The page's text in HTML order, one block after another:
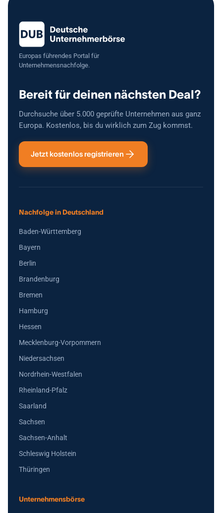
Bekanntheitsgrad durch starke Online-Präsenz und zahlreiche
positive Bewertungen. 3. Übergabe durch den derzeitigen Inhaber
mit begleitender Einarbeitungsphase möglich.
Europas führendes Portal für
Unternehmensnachfolge.
Bereit für deinen nächsten Deal?
Durchsuche über 5.000 geprüfte Unternehmen aus ganz
Europa. Kostenlos, bis du wirklich zum Zug kommst.
Jetzt kostenlos registrieren
Nachfolge in Deutschland
Baden-Württemberg
Bayern
Berlin
Brandenburg
Bremen
Hamburg
Hessen
Mecklenburg-Vorpommern
Niedersachsen
Nordrhein-Westfalen
Rheinland-Pfalz
Saarland
Sachsen
Sachsen-Anhalt
Schleswig Holstein
Thüringen
Unternehmensbörse